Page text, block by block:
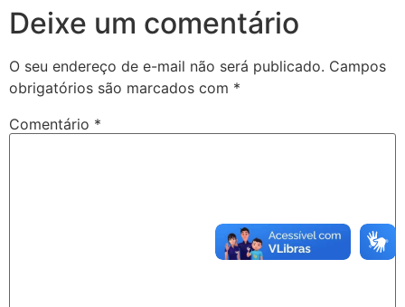
Deixe um comentário
O seu endereço de e-mail não será publicado. Campos
obrigatórios são marcados com *
Comentário *